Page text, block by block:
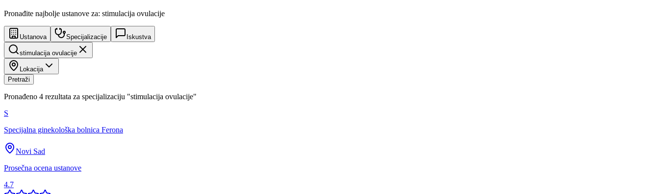
Pronađite najbolje ustanove za: stimulacija ovulacije
Ustanova Specijalizacije Iskustva
stimulacija ovulacije
Lokacija
Pretraži
Pronađeno 4 rezultata za specijalizaciju "stimulacija ovulacije"
S
Specijalna ginekološka bolnica Ferona
Novi Sad
Prosečna ocena ustanove
4.7